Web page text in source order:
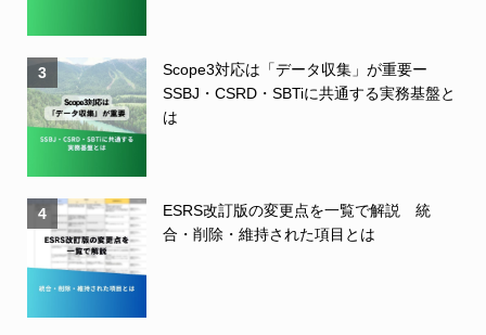
3
Scope3対応は「データ収集」が重要ー
SSBJ・CSRD・SBTiに共通する実務基盤と
は
4
ESRS改訂版の変更点を一覧で解説 統
合・削除・維持された項目とは